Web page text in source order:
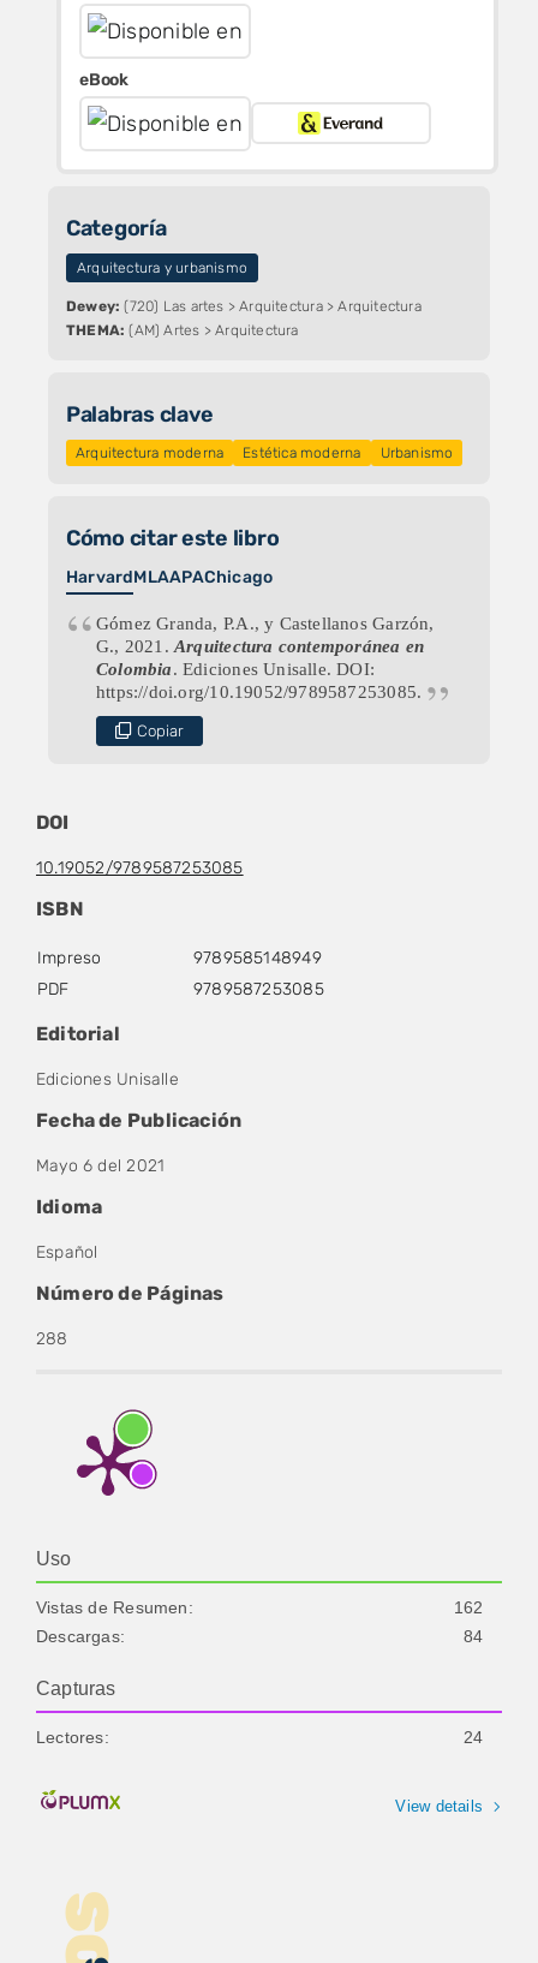
eBook
Categoría
Arquitectura y urbanismo
Dewey: (720) Las artes > Arquitectura > Arquitectura
THEMA: (AM) Artes > Arquitectura
Palabras clave
Arquitectura moderna Estética moderna Urbanismo
Cómo citar este libro
HarvardMLAAPAChicago
Gómez Granda, P.A., y Castellanos Garzón,
G., 2021.Arquitectura contemporánea en
Colombia. Ediciones Unisalle. DOI:
https://doi.org/10.19052/9789587253085.
Copiar
DOI
10.19052/9789587253085
ISBN
Impreso
9789585148949
PDF
9789587253085
Editorial
Ediciones Unisalle
Fecha de Publicación
Mayo 6 del 2021
Idioma
Español
Número de Páginas
288
Uso
Vistas de Resumen:
162
Descargas:
84
Capturas
Lectores: 24
View details